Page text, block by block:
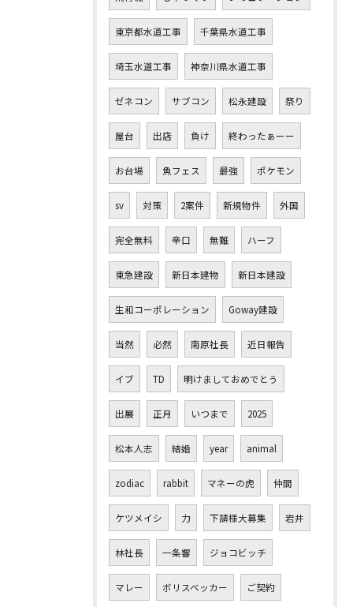
東京都水道工事 千葉県水道工事
埼玉水道工事 神奈川県水道工事
ゼネコン サブコン 松永建設 祭り
屋台 出店 負け 終わったぁーー
お台場 魚フェス 最強 ポケモン
sv 対策 2案件 新規物件 外国
完全無料 辛口 無難 ハーフ
東急建設 新日本建物 新日本建設
生和コーポレーション Goway建設
当然 必然 南原社長 近日報告
イブ TD 明けましておめでとう
出展 正月 いつまで 2025
松本人志 結婚 year animal
zodiac rabbit マネーの虎 仲間
ケツメイシ 力 下請様大募集 岩井
林社長 一条響 ジョコビッチ
マレー ボリスベッカー ご契約